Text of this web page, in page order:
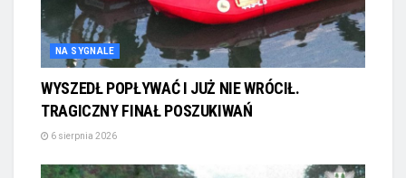
NA SYGNALE
WYSZEDŁ POPŁYWAĆ I JUŻ NIE WRÓCIŁ.
TRAGICZNY FINAŁ POSZUKIWAŃ
6 sierpnia 2026